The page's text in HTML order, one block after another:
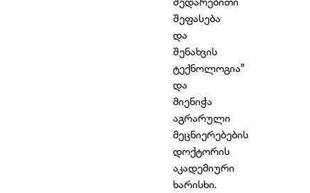
შეფასება
და
შენახვის
ტექნოლოგია"
და
მიენიჭა
აგრარული
მეცნიერებების
დოქტორის
აკადემიური
ხარისხი.